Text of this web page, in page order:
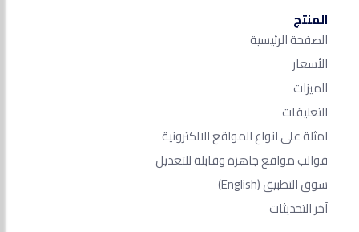
المنتج
الصفحة الرئيسية
الأسعار
الميزات
التعليقات
امثلة على انواع المواقع الالكترونية
قوالب مواقع جاهزة وقابلة للتعديل
سوق التطبيق(English)
آخر التحديثات